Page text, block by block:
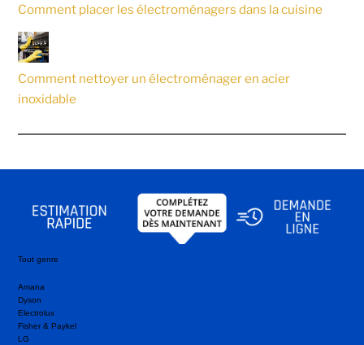
Comment placer les électroménagers dans la cuisine
Comment nettoyer un électroménager en acier
inoxidable
Tout genre
Amana
Dyson
Electrolux
Fisher & Paykel
LG